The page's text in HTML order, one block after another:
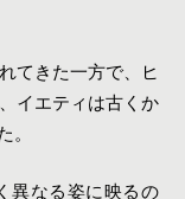
てきた一方で、ヒ
イエティは古くか
。
異なる姿に映るの